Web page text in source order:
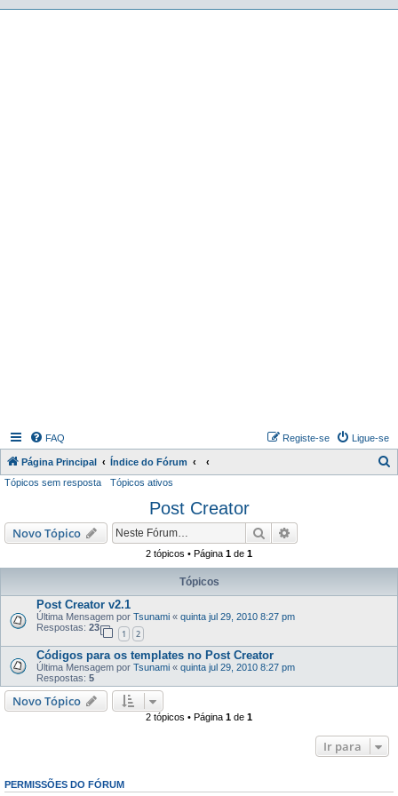
FAQ Ligue-se
Registe-se
Página Principal Índice do Fórum
i
Tópicos sem resposta Tópicos ativos
Post Creator
Novo Tópico Pesquisar
2 tópicos • Página 1 de 1
Tópicos
Post Creator v2.1
Última Mensagem por Tsunami « quinta jul 29, 2010 8:27 pm
Respostas: 23
1 2
Códigos para os templates no Post Creator
Última Mensagem por Tsunami « quinta jul 29, 2010 8:27 pm
Respostas: 5
Novo Tópico
2 tópicos • Página 1 de 1
Ir para
PERMISSÕES DO FÓRUM